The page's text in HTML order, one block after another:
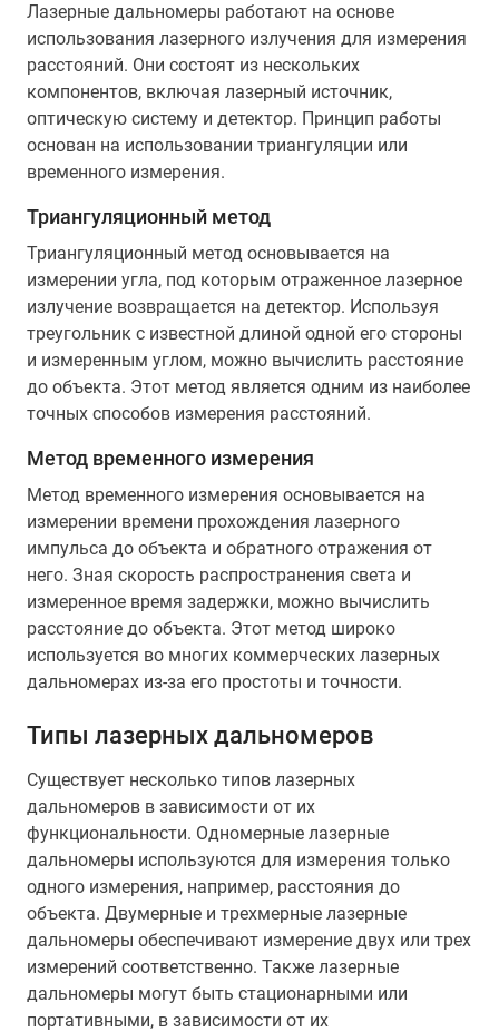
Лазерные дальномеры работают на основе
использования лазерного излучения для измерения
расстояний. Они состоят из нескольких
компонентов, включая лазерный источник,
оптическую систему и детектор. Принцип работы
основан на использовании триангуляции или
временного измерения.
Триангуляционный метод
Триангуляционный метод основывается на
измерении угла, под которым отраженное лазерное
излучение возвращается на детектор. Используя
треугольник с известной длиной одной его стороны
и измеренным углом, можно вычислить расстояние
до объекта. Этот метод является одним из наиболее
точных способов измерения расстояний.
Метод временного измерения
Метод временного измерения основывается на
измерении времени прохождения лазерного
импульса до объекта и обратного отражения от
него. Зная скорость распространения света и
измеренное время задержки, можно вычислить
расстояние до объекта. Этот метод широко
используется во многих коммерческих лазерных
дальномерах из-за его простоты и точности.
Типы лазерных дальномеров
Существует несколько типов лазерных
дальномеров в зависимости от их
функциональности. Одномерные лазерные
дальномеры используются для измерения только
одного измерения, например, расстояния до
объекта. Двумерные и трехмерные лазерные
дальномеры обеспечивают измерение двух или трех
измерений соответственно. Также лазерные
дальномеры могут быть стационарными или
портативными, в зависимости от их